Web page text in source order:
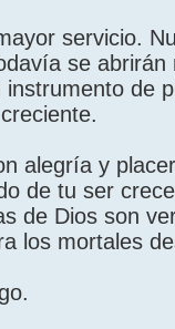
servicio.
se
de
alegría y
de tu ser
de Dios son
los mortales